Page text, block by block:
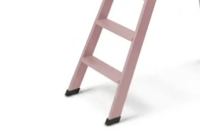
Cerniere freni per porte
Articoli per la casa
Scale per per la
H23 tinto Rosa